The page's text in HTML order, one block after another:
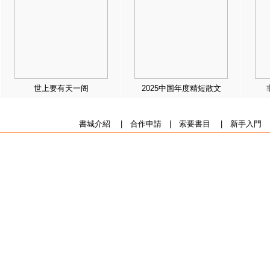
世上要有天一阁 2025中国年度精短散文
書城介紹 合作申請| 索要書目 新手入門